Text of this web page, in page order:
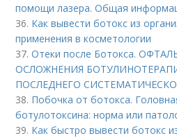
помощи лазера. Общая
36. Как вывести ботокс из
применения в косметологии
37.Отеки после Ботокса.
ОСЛОЖНЕНИЯ
ПОСЛЕДНЕГО
38. Побочка от ботокса.
ботулотоксина: норма или
39. Как быстро вывести ботокс